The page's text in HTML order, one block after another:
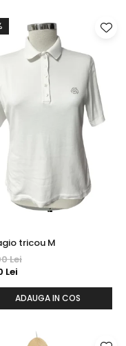
Adagio tricou M
Lei
Lei
ADAUGA IN COS